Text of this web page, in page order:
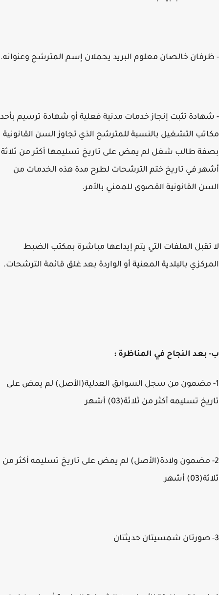
خالصان معلوم البريد يحملان إسم المترشح وعنوانه.
تثبت إنجاز خدمات مدنية فعلية أو شهادة ترسيم بأحد
التشغيل بالنسبة للمترشح الذي تجاوز السن القانونية
طالب شغل لم يمض على تاريخ تسليمها أكثر من ثلاثة
في تاريخ ختم الترشحات لطرح مدة هذه الخدمات من
القانونية القصوى للمعني بالأمر.
تقبل الملفات التي يتم إيداعها مباشرة بمكتب الضبط
بالبلدية المعنية أو الواردة بعد غلق قائمة الترشحات.
النجاح في المناظرة :
مضمون من سجل السوابق العدلية(الأصل) لم يمض على
تسليمه أكثر من ثلاثة(03) أشهر
مضمون ولادة(الأصل) لم يمض على تاريخ تسليمه أكثر من
أشهر